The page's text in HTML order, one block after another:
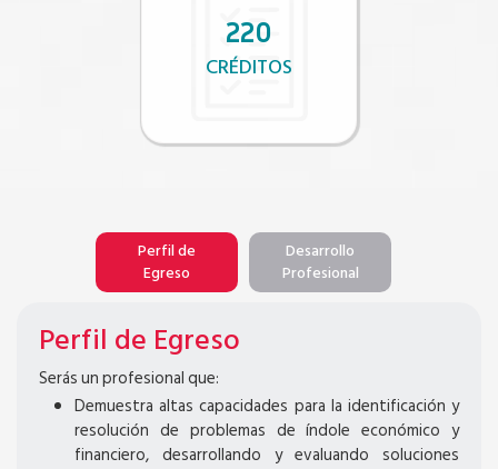
220
CRÉDITOS
Perfil de
Egreso
Desarrollo
Profesional
Perfil de Egreso
Serás un profesional que:
Demuestra altas capacidades para la identificación y
resolución de problemas de índole económico y
financiero, desarrollando y evaluando soluciones